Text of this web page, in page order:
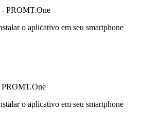
o aplicativo em seu smartphone
o aplicativo em seu smartphone